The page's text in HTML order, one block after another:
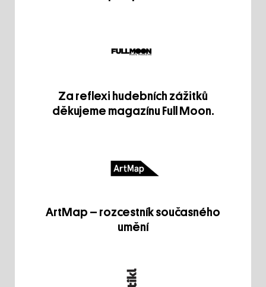
Za reflexi hudebních zážitků
děkujeme magazínu Full Moon.
ArtMap – rozcestník současného
umění